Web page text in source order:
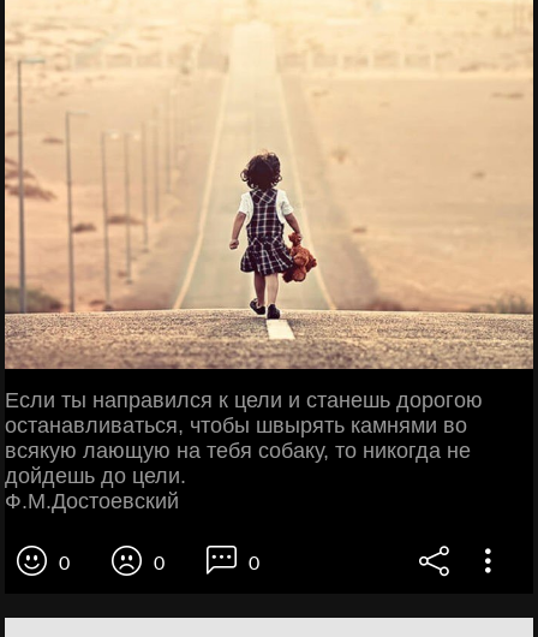
Если ты направился к цели и станешь дорогою
останавливаться, чтобы швырять камнями во
всякую лающую на тебя собаку, то никогда не
дойдешь до цели.
Ф.М.Достоевский
0 0 0